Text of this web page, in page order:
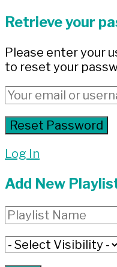
Retrieve your
Please enter your
to reset your
Log In
Add New